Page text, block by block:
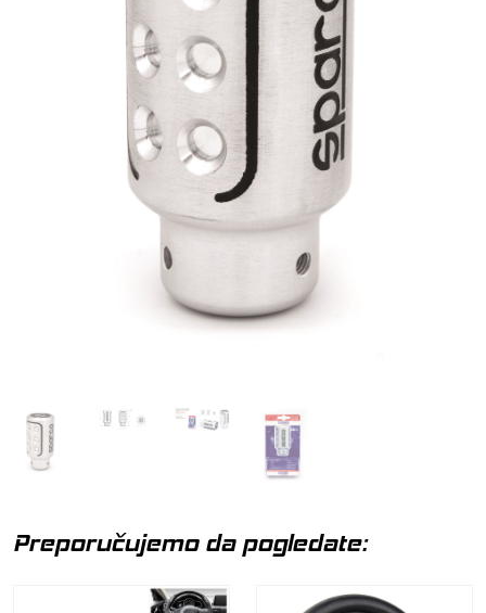
Preporučujemo da pogledate: